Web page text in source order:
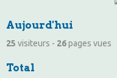
Aujourd'hui
25 visiteurs - 26pages vues
Total